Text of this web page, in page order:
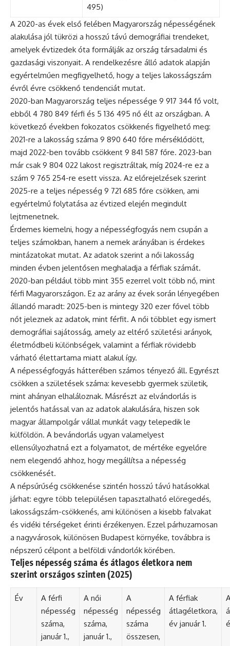
495)
A 2020-as évek első felében Magyarország népességének
alakulása jól tükrözi a hosszú távú demográfiai trendeket,
amelyek évtizedek óta formálják az ország társadalmi és
gazdasági viszonyait. A rendelkezésre álló adatok alapján
egyértelműen megfigyelhető, hogy a teljes lakosságszám
évről évre csökkenő tendenciát mutat.
2020-ban Magyarország teljes népessége 9 917 344 fő volt,
ebből 4 780 849 férfi és 5 136 495 nő élt az országban. A
következő években fokozatos csökkenés figyelhető meg:
2021-re a lakosság száma 9 890 640 főre mérséklődött,
majd 2022-ben tovább csökkent 9 841 587 főre. 2023-ban
már csak 9 804 022 lakost regisztráltak, míg 2024-re ez a
szám 9 765 254-re esett vissza. Az előrejelzések szerint
2025-re a teljes népesség 9 721 685 főre csökken, ami
egyértelmű folytatása az évtized elején megindult
lejtmenetnek.
Érdemes kiemelni, hogy a népességfogyás nem csupán a
teljes számokban, hanem a nemek arányában is érdekes
mintázatokat mutat. Az adatok szerint a női lakosság
minden évben jelentősen meghaladja a férfiak számát.
2020-ban például több mint 355 ezerrel volt több nő, mint
férfi Magyarországon. Ez az arány az évek során lényegében
állandó maradt: 2025-ben is mintegy 320 ezer fővel több
nőt jeleznek az adatok, mint férfit. A női többlet egy ismert
demográfiai sajátosság, amely az eltérő születési arányok,
életmódbeli különbségek, valamint a férfiak rövidebb
várható élettartama miatt alakul így.
A népességfogyás hátterében számos tényező áll. Egyrészt
csökken a születések száma: kevesebb gyermek születik,
mint ahányan elhaláloznak. Másrészt az elvándorlás is
jelentős hatással van az adatok alakulására, hiszen sok
magyar állampolgár vállal munkát vagy telepedik le
külföldön. A bevándorlás ugyan valamelyest
ellensúlyozhatná ezt a folyamatot, de mértéke egyelőre
nem elegendő ahhoz, hogy megállítsa a népesség
csökkenését.
A népsűrűség csökkenése szintén hosszú távú hatásokkal
járhat: egyre több településen tapasztalható elöregedés,
lakosságszám-csökkenés, ami különösen a kisebb falvakat
és vidéki térségeket érinti érzékenyen. Ezzel párhuzamosan
a nagyvárosok, különösen Budapest környéke, továbbra is
népszerű célpont a belföldi vándorlók körében.
Teljes népesség száma és átlagos életkora nem
szerint országos szinten (2025)
Év
A férfi
népesség
száma,
január 1.,
A női
népesség
száma,
január 1.,
A
népesség
száma
összesen,
A férfiak
átlagéletkora,
év január 1.